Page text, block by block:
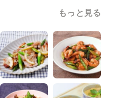
もっと見る